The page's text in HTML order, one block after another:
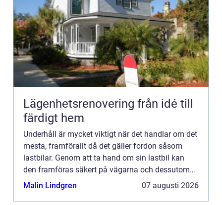
Lägenhetsrenovering från idé till
färdigt hem
Underhåll är mycket viktigt när det handlar om det
mesta, framförallt då det gäller fordon såsom
lastbilar. Genom att ta hand om sin lastbil kan
den framföras säkert på vägarna och dessutom
behålla ett högt marknadsvärde. Det är både
Malin Lindgren 07 augusti 2026